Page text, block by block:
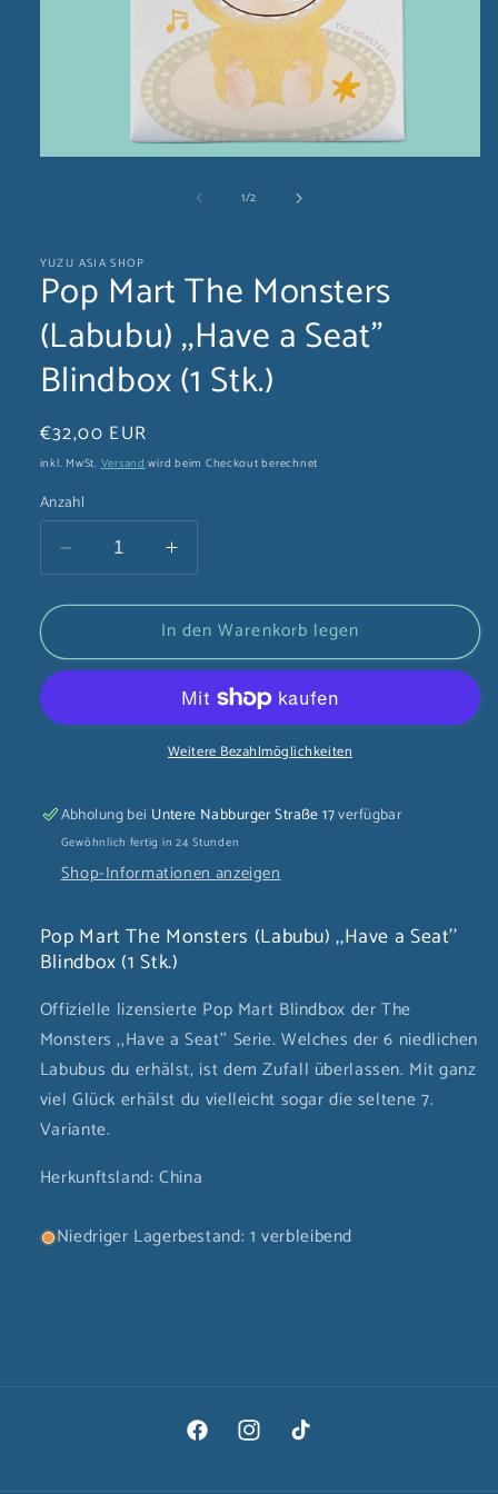
1/von
2
YUZU ASIA SHOP
Pop Mart The Monsters
(Labubu) ,,Have a Seat''
Blindbox (1 Stk.)
Normaler
Preis
€32,00 EUR
inkl. MwSt.Versandwird beim Checkout berechnet
Anzahl
Verringere
die
Menge
Pop
Monsters
a
Seat&#39;&#39;
Blindbox
(1
Erhöhe
die
Menge
für
Pop
The
Monsters
(Labubu)
Seat&#39;&#39;
Blindbox
(1
In den Warenkorb legen
Weitere Bezahlmöglichkeiten
Abholung bei Untere Nabburger Straße 17verfügbar
Gewöhnlich fertig in 24 Stunden
Shop-Informationen anzeigen
Pop Mart The Monsters (Labubu) ,,Have a Seat''
Blindbox (1 Stk.)
Offizielle lizensierte Pop Mart Blindbox der The
Monsters ,,Have a Seat'' Serie. Welches der 6 niedlichen
Labubus du erhälst, ist dem Zufall überlassen. Mit ganz
viel Glück erhälst du vielleicht sogar die seltene 7.
Variante.
Herkunftsland: China
Niedriger Lagerbestand: 1 verbleibend
FacebookInstagramTikTok